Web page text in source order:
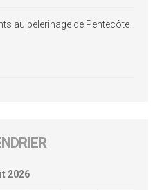
au pèlerinage de Pentecôte
2026